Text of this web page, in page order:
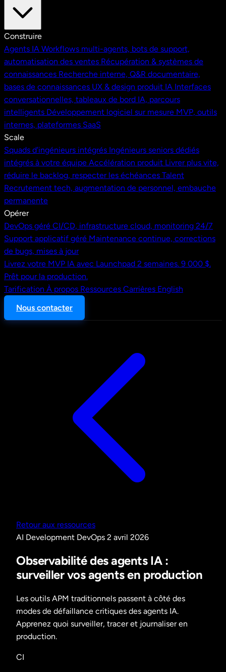
Construire
Agents IA Workflows multi-agents, bots de support,
automatisation des ventes Récupération & systèmes de
connaissances Recherche interne, Q&R documentaire,
bases de connaissances UX & design produit IA Interfaces
conversationnelles, tableaux de bord IA, parcours
intelligents Développement logiciel sur mesure MVP, outils
internes, plateformes SaaS
Scale
Squads d'ingénieurs intégrés Ingénieurs seniors dédiés
intégrés à votre équipe Accélération produit Livrer plus vite,
réduire le backlog, respecter les échéances Talent
Recrutement tech, augmentation de personnel, embauche
permanente
Opérer
DevOps géré CI/CD, infrastructure cloud, monitoring 24/7
Support applicatif géré Maintenance continue, corrections
de bugs, mises à jour
Livrez votre MVP IA avec Launchpad 2 semaines. 9 000 $.
Prêt pour la production.
Tarification À propos Ressources Carrières English
Nous contacter
Retour aux ressources
AI Development DevOps 2 avril 2026
Observabilité des agents IA :
surveiller vos agents en production
Les outils APM traditionnels passent à côté des
modes de défaillance critiques des agents IA.
Apprenez quoi surveiller, tracer et journaliser en
production.
CI